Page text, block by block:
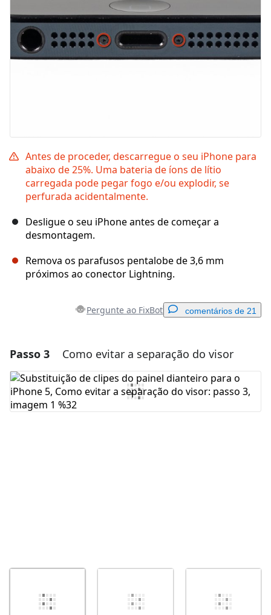
Cancelar
Antes de proceder, descarregue o seu iPhone para
abaixo de 25%. Uma bateria de íons de lítio
carregada pode pegar fogo e/ou explodir, se
perfurada acidentalmente.
Desligue o seu iPhone antes de começar a
desmontagem.
Remova os parafusos pentalobe de 3,6 mm
próximos ao conector Lightning.
Pergunte ao FixBot comentários de 21
Adicionar um comentário
Comentar
Passo 3 Como evitar a separação do visor